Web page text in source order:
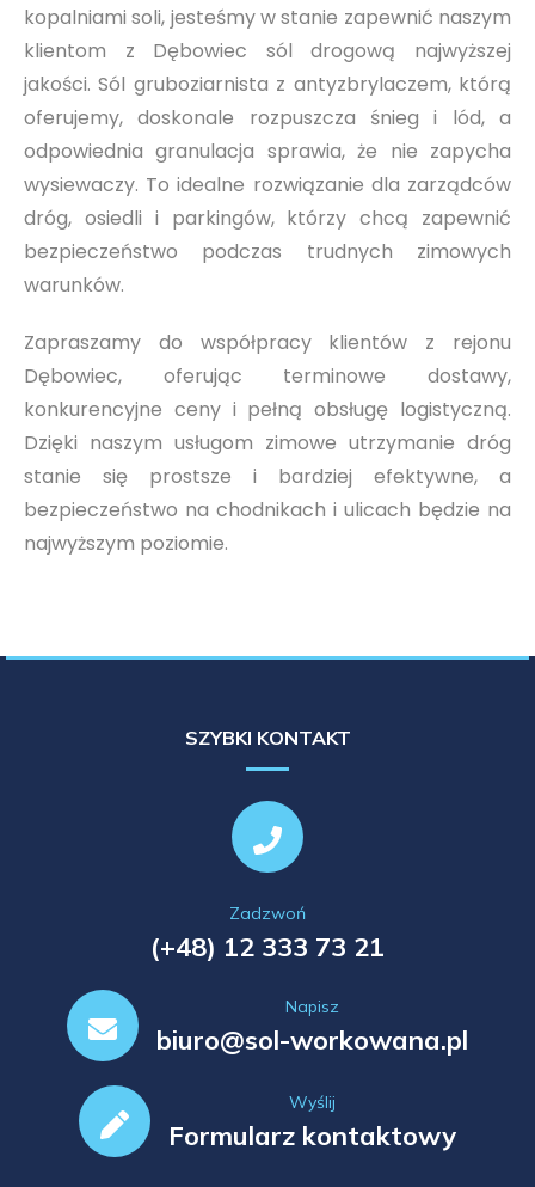
kopalniami soli, jesteśmy w stanie zapewnić naszym
klientom z Dębowiec sól drogową najwyższej
jakości. Sól gruboziarnista z antyzbrylaczem, którą
oferujemy, doskonale rozpuszcza śnieg i lód, a
odpowiednia granulacja sprawia, że nie zapycha
wysiewaczy. To idealne rozwiązanie dla zarządców
dróg, osiedli i parkingów, którzy chcą zapewnić
bezpieczeństwo podczas trudnych zimowych
warunków.
Zapraszamy do współpracy klientów z rejonu
Dębowiec, oferując terminowe dostawy,
konkurencyjne ceny i pełną obsługę logistyczną.
Dzięki naszym usługom zimowe utrzymanie dróg
stanie się prostsze i bardziej efektywne, a
bezpieczeństwo na chodnikach i ulicach będzie na
najwyższym poziomie.
SZYBKI KONTAKT
Zadzwoń
(+48) 12 333 73 21
Napisz
biuro@sol-workowana.pl
Wyślij
Formularz kontaktowy